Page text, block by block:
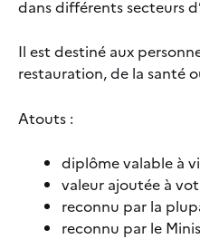
dans différents secteurs
Il est destiné aux
restauration, de la santé
Atouts :
diplôme valable à
valeur ajoutée à
reconnu par la
reconnu par le